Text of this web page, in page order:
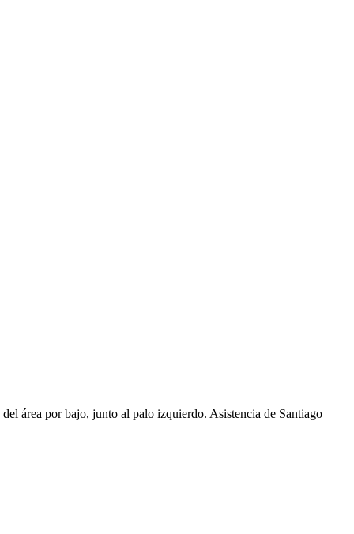
área por bajo, junto al palo izquierdo. Asistencia de Santiago